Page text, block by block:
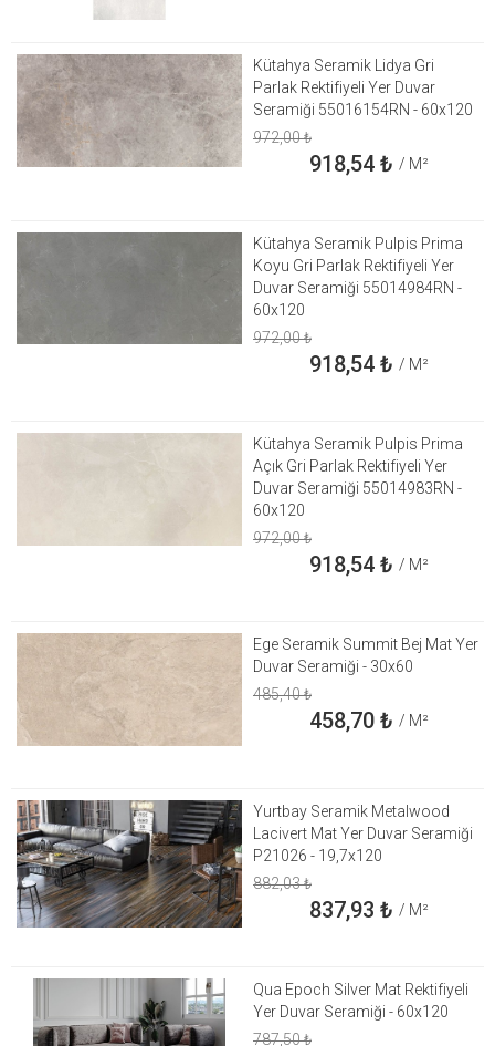
Kütahya Seramik Lidya Gri
Parlak Rektifiyeli Yer Duvar
Seramiği 55016154RN - 60x120
972,00₺
918,54₺ / M²
Kütahya Seramik Pulpis Prima
Koyu Gri Parlak Rektifiyeli Yer
Duvar Seramiği 55014984RN -
60x120
972,00₺
918,54₺ / M²
Kütahya Seramik Pulpis Prima
Açık Gri Parlak Rektifiyeli Yer
Duvar Seramiği 55014983RN -
60x120
972,00₺
918,54₺ / M²
Ege Seramik Summit Bej Mat Yer
Duvar Seramiği - 30x60
485,40₺
458,70₺ / M²
Yurtbay Seramik Metalwood
Lacivert Mat Yer Duvar Seramiği
P21026 - 19,7x120
882,03₺
837,93 ₺ / M²
Qua Epoch Silver Mat Rektifiyeli
Yer Duvar Seramiği - 60x120
787,50₺